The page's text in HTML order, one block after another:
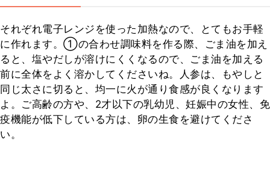
それぞれ電子レンジを使った加熱なので、とてもお手軽
に作れます。①の合わせ調味料を作る際、ごま油を加え
ると、塩やだしが溶けにくくなるので、ごま油を加える
前に全体をよく溶かしてくださいね。人参は、もやしと
同じ太さに切ると、均一に火が通り食感が良くなります
よ。ご高齢の方や、2才以下の乳幼児、妊娠中の女性、免
疫機能が低下している方は、卵の生食を避けてくださ
い。